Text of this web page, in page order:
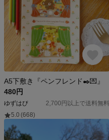
A5下敷き『ペンフレンド✒️💌』
480円
ゆずはぴ
2,700円以上で送料無料
5.0 (668)